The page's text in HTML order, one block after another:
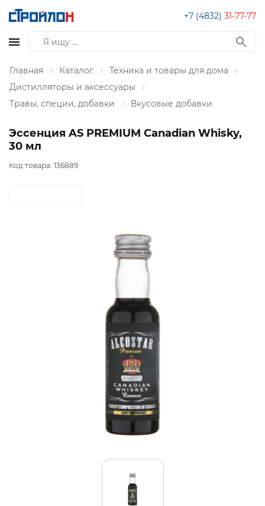
+7 (4832) 31-77-77
Главная Каталог
Техника и товары для дома
Дистилляторы и аксессуары
Травы, специи, добавки
Вкусовые добавки
Эссенция AS PREMIUM Canadian Whisky,
30 мл
Код товара: 136889